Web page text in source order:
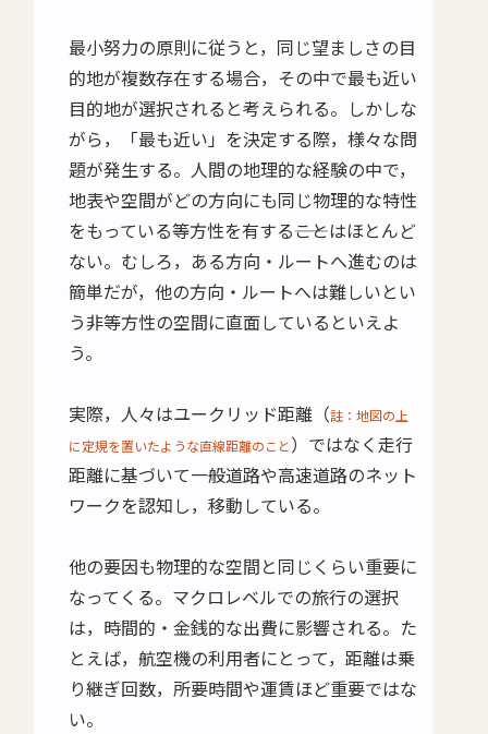
最小努力の原則に従うと，同じ望ましさの目
的地が複数存在する場合，その中で最も近い
目的地が選択されると考えられる。しかしな
がら，「最も近い」を決定する際，様々な問
題が発生する。人間の地理的な経験の中で，
地表や空間がどの方向にも同じ物理的な特性
をもっている等方性を有する――ことはほとんど
ない。むしろ，ある方向・ルートへ進むのは
簡単だが，他の方向・ルートへは難しいとい
う非等方性の空間に直面しているといえよ
う。
実際，人々はユークリッド距離（註：地図の上
に定規を置いたような直線距離のこと）ではなく走行
距離に基づいて一般道路や高速道路のネット
ワークを認知し，移動している。
他の要因も物理的な空間と同じくらい重要に
なってくる。マクロレベルでの旅行の選択
は，時間的・金銭的な出費に影響される。た
とえば，航空機の利用者にとって，距離は乗
り継ぎ回数，所要時間や運賃ほど重要ではな
い。